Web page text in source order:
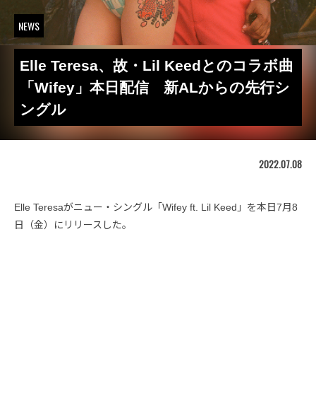
NEWS
Elle Teresa、故・Lil Keedとのコラボ曲
「Wifey」本日配信 新ALからの先行シ
ングル
2022.07.08
Elle Teresaがニュー・シングル「Wifey ft. Lil Keed」を本日7月8
日（金）にリリースした。